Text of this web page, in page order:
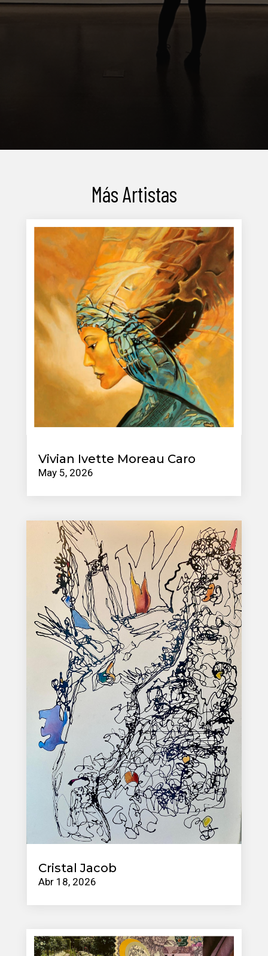
Más Artistas
Vivian Ivette Moreau Caro
May 5, 2026
Cristal Jacob
Abr 18, 2026